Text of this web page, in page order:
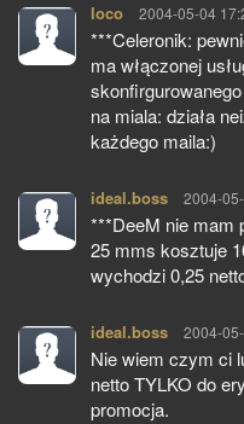
loco pisze:
2004-05-04
***Celeronik:
ma włączonej
na miala: działa
każdego maila:)
ideal.boss pisze:
2004-
***DeeM nie mam
25 mms kosztuje
wychodzi 0,25
ideal.boss pisze:
2004-
Nie wiem czym ci
netto TYLKO do
promocja.